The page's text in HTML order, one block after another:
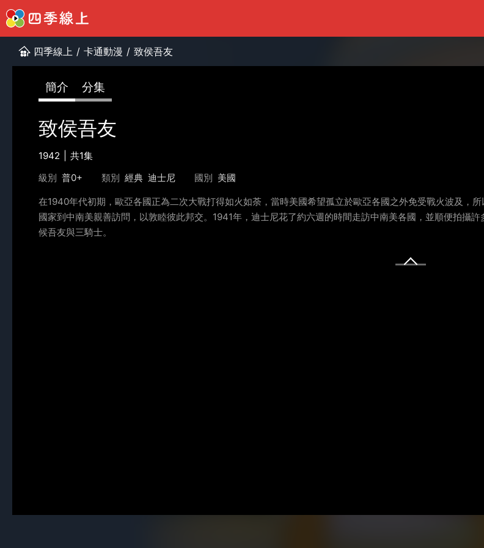
四季線上 / 卡通動漫 / 致侯吾友
簡介 分集
致侯吾友
1942
共1集
級別 普0+ 類別 經典 迪士尼 國別 美國
在1940年代初期，歐亞各國正為二次大戰打得如火如荼，當時美國希望孤立於歐亞各國之外免受戰火波及，
國家到中南美親善訪問，以敦睦彼此邦交。1941年，迪士尼花了約六週的時間走訪中南美各國，並順便拍攝
候吾友與三騎士。